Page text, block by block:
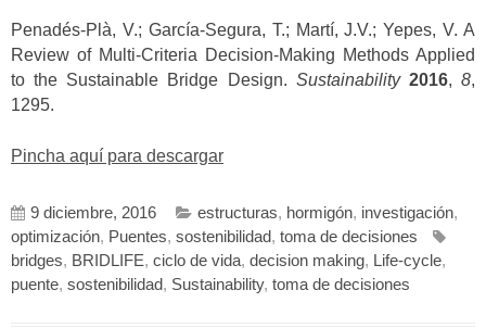
Penadés-Plà, V.; García-Segura, T.; Martí, J.V.; Yepes, V. A
Review of Multi-Criteria Decision-Making Methods Applied
to the Sustainable Bridge Design. Sustainability 2016,8,
1295.
Pincha aquí para descargar
9 diciembre, 2016 estructuras, hormigón, investigación,
optimización, Puentes, sostenibilidad, toma de decisiones
bridges, BRIDLIFE, ciclo de vida, decision making, Life-cycle,
puente, sostenibilidad, Sustainability, toma de decisiones